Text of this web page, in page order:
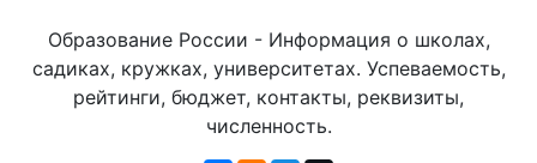
Образование России - Информация о школах,
садиках, кружках, университетах. Успеваемость,
рейтинги, бюджет, контакты, реквизиты,
численность.